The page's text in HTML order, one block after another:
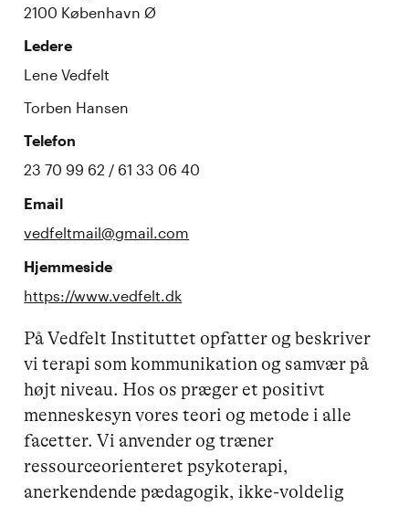
2100 København Ø
Ledere
Lene Vedfelt
Torben Hansen
Telefon
23 70 99 62 / 61 33 06 40
Email
vedfeltmail@gmail.com
Hjemmeside
https://www.vedfelt.dk
På Vedfelt Instituttet opfatter og beskriver
vi terapi som kommunikation og samvær på
højt niveau. Hos os præger et positivt
menneskesyn vores teori og metode i alle
facetter. Vi anvender og træner
ressourceorienteret psykoterapi,
anerkendende pædagogik, ikke-voldelig